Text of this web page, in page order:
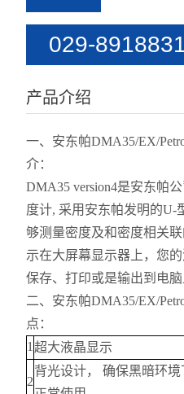
029-
15399059159
产品介绍
一、安东帕DMA35/EX/
介：
DMA35 version4是安东帕
度计, 采用安东帕发明的U-
够测量密度及和密度相关
示在大屏幕显示器上，您
保存、打印或是输出到电脑
二、安东帕DMA35/EX/
点：
1 超大液晶显示
2
背光设计， 确保黑暗环境